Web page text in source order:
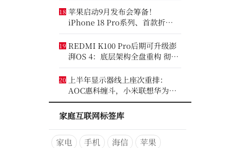
18 苹果启动9月发布会筹备！
iPhone 18 Pro系列、首款折叠
iPhone将亮相
19 REDMI K100 Pro后期可升级澎
湃OS 4：底层架构全盘重构 彻底
剥离MIUI遗留代码
20
上半年显示器线上座次重排：
AOC惠科缠斗，小米联想华为进
前八
家庭互联网标签库
家电 手机 海信
苹果